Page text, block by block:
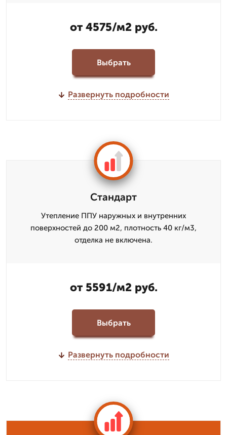
от 4575/м2 руб.
Выбрать
Развернуть подробности
Стандарт
Утепление ППУ наружных и внутренних
поверхностей до 200 м2, плотность 40 кг/м3,
отделка не включена.
от 5591/м2 руб.
Выбрать
Развернуть подробности